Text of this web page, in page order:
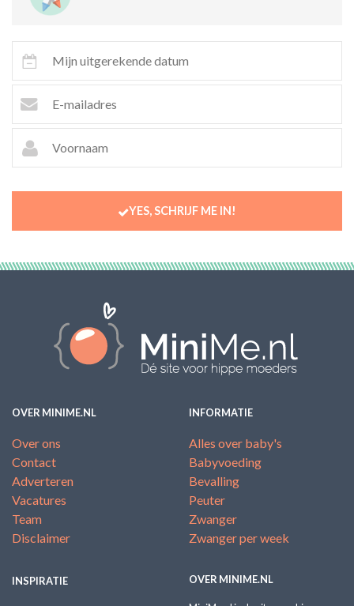
YES, SCHRIJF ME IN!
OVER MINIME.NL
Over ons
Contact
Adverteren
Vacatures
Team
Disclaimer
INFORMATIE
Alles over baby's
Babyvoeding
Bevalling
Peuter
Zwanger
Zwanger per week
INSPIRATIE OVER MINIME.NL